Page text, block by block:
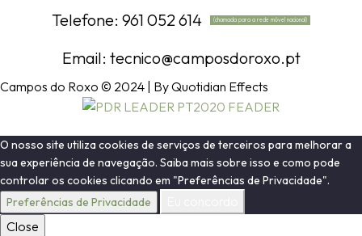
Telefone: 961 052 614 (chamada para a rede móvel nacional)
Email: tecnico@camposdoroxo.pt
Campos do Roxo © 2024 | By Quotidian Effects
O nosso site utiliza cookies de serviços de terceiros para melhorar a
sua experiência de navegação. Saiba mais sobre isso e como pode
controlar os cookies clicando em "Preferências de Privacidade".
Preferências de Privacidade
Close